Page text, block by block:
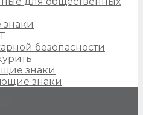
безопасности
знаки
знаки